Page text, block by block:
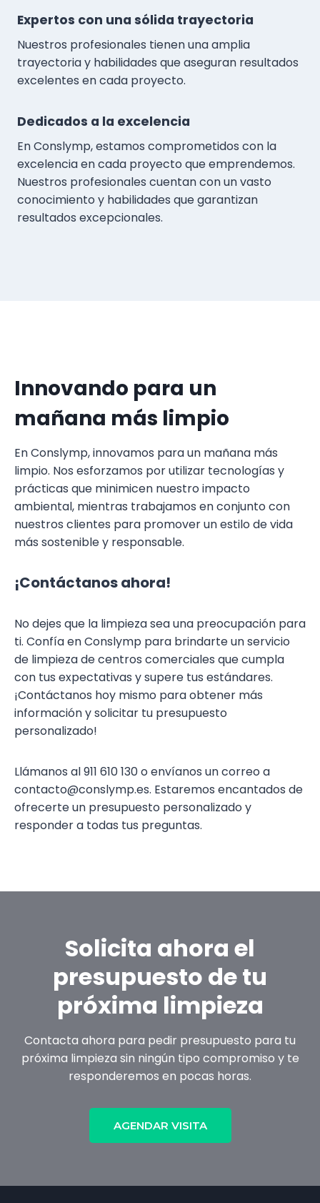
Expertos con una sólida trayectoria
Nuestros profesionales tienen una amplia
trayectoria y habilidades que aseguran resultados
excelentes en cada proyecto.
Dedicados a la excelencia
En Conslymp, estamos comprometidos con la
excelencia en cada proyecto que emprendemos.
Nuestros profesionales cuentan con un vasto
conocimiento y habilidades que garantizan
resultados excepcionales.
Innovando para un
mañana más limpio
En Conslymp, innovamos para un mañana más
limpio. Nos esforzamos por utilizar tecnologías y
prácticas que minimicen nuestro impacto
ambiental, mientras trabajamos en conjunto con
nuestros clientes para promover un estilo de vida
más sostenible y responsable.
¡Contáctanos ahora!
No dejes que la limpieza sea una preocupación para
ti. Confía en Conslymp para brindarte un servicio
de limpieza de centros comerciales que cumpla
con tus expectativas y supere tus estándares.
¡Contáctanos hoy mismo para obtener más
información y solicitar tu presupuesto
personalizado!
Llámanos al 911 610 130 o envíanos un correo a
contacto@conslymp.es. Estaremos encantados de
ofrecerte un presupuesto personalizado y
responder a todas tus preguntas.
Solicita ahora el
presupuesto de tu
próxima limpieza
Contacta ahora para pedir presupuesto para tu
próxima limpieza sin ningún tipo compromiso y te
responderemos en pocas horas.
AGENDAR VISITA